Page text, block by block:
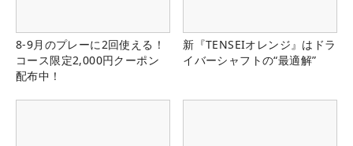
8-9月のプレーに2回使える！
コース限定2,000円クーポン
配布中！
新『TENSEIオレンジ』はドラ
イバーシャフトの“最適解”